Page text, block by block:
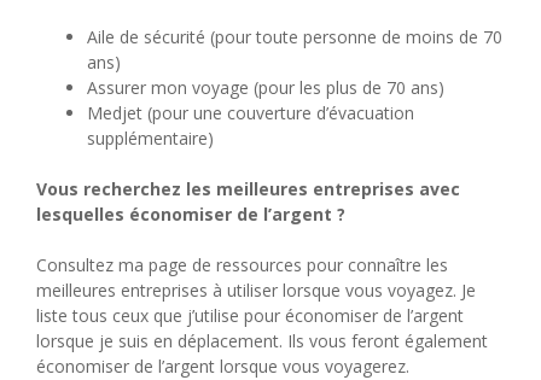
Aile de sécurité (pour toute personne de moins de 70
ans)
Assurer mon voyage (pour les plus de 70 ans)
Medjet (pour une couverture d’évacuation
supplémentaire)
Vous recherchez les meilleures entreprises avec
lesquelles économiser de l’argent ?
Consultez ma page de ressources pour connaître les
meilleures entreprises à utiliser lorsque vous voyagez. Je
liste tous ceux que j’utilise pour économiser de l’argent
lorsque je suis en déplacement. Ils vous feront également
économiser de l’argent lorsque vous voyagerez.